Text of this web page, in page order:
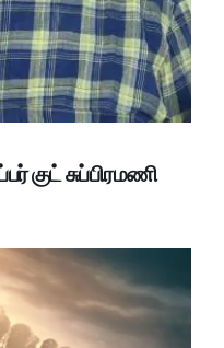
குட் சுப்பிரமணி